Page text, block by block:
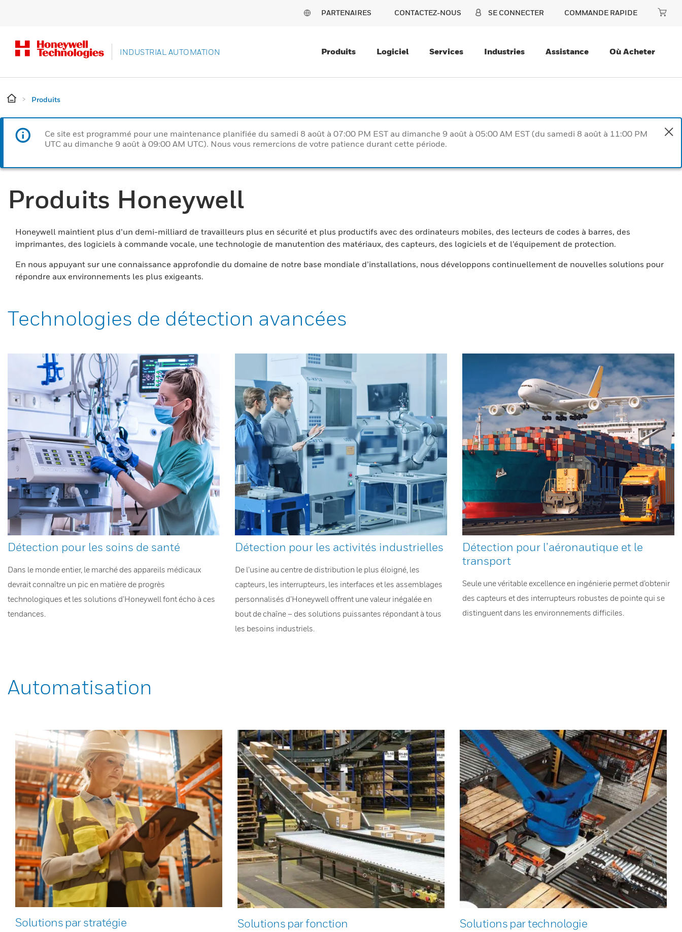
PARTENAIRES CONTACTEZ-NOUS SE CONNECTER COMMANDE RAPIDE
INDUSTRIAL AUTOMATION Produits Logiciel Services Industries Assistance Où Acheter
Produits
Ce site est programmé pour une maintenance planifiée du samedi 8 août à 07:00 PM EST au dimanche 9 août à 05:00 AM EST (du samedi 8 août à 11:00 PM
UTC au dimanche 9 août à 09:00 AM UTC). Nous vous remercions de votre patience durant cette période.
Produits Honeywell
Honeywell maintient plus d’un demi-milliard de travailleurs plus en sécurité et plus productifs avec des ordinateurs mobiles, des lecteurs de codes à barres, des
imprimantes, des logiciels à commande vocale, une technologie de manutention des matériaux, des capteurs, des logiciels et de l’équipement de protection.
En nous appuyant sur une connaissance approfondie du domaine de notre base mondiale d’installations, nous développons continuellement de nouvelles solutions pour
répondre aux environnements les plus exigeants.
Technologies de détection avancées
Détection pour les soins de santé
Dans le monde entier, le marché des appareils médicaux
devrait connaître un pic en matière de progrès
technologiques et les solutions d’Honeywell font écho à ces
tendances.
Détection pour les activités industrielles
De l’usine au centre de distribution le plus éloigné, les
capteurs, les interrupteurs, les interfaces et les assemblages
personnalisés d’Honeywell offrent une valeur inégalée en
bout de chaîne – des solutions puissantes répondant à tous
les besoins industriels.
Détection pour l’aéronautique et le
transport
Seule une véritable excellence en ingénierie permet d’obtenir
des capteurs et des interrupteurs robustes de pointe qui se
distinguent dans les environnements difficiles.
Automatisation
Solutions par stratégie Solutions par fonction Solutions par technologie